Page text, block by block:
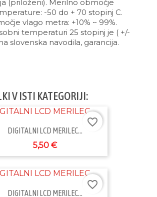
(priloženi). Merilno območje
-50 do + 70 stopinj C.
vlago metra: +10% ~ 99%.
temperaturi 25 stopinj je ( +/-
slovenska navodila, garancija.
V ISTI KATEGORIJI:
DIGITALNI LCD MERILEC...
5,50 €
favorite_border
DIGITALNI LCD MERILEC...
favorite_border